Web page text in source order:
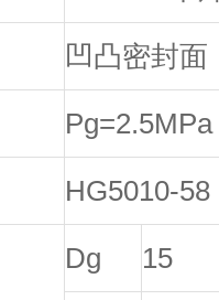
凹凸密封面
Pg=2.5MPa
HG5010-
Dg 15